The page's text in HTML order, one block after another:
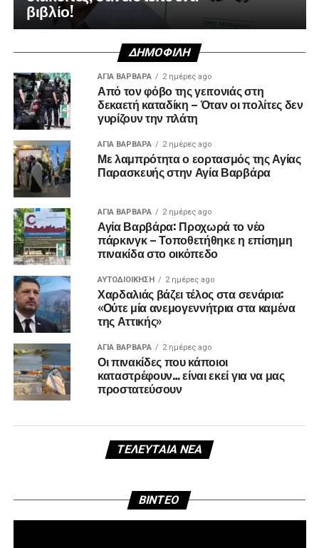
βιβλίο!
ΔΗΜΟΦΙΛΉ
ΑΓΙΑ ΒΑΡΒΑΡΑ 2 ημέρες ago
Από τον φόβο της γειτονιάς στη
δεκαετή καταδίκη – Όταν οι πολίτες δεν
γυρίζουν την πλάτη
ΑΓΙΑ ΒΑΡΒΑΡΑ 2 ημέρες ago
Με λαμπρότητα ο εορτασμός της Αγίας
Παρασκευής στην Αγία Βαρβάρα
ΑΓΙΑ ΒΑΡΒΑΡΑ 2 ημέρες ago
Αγία Βαρβάρα: Προχωρά το νέο
πάρκινγκ – Τοποθετήθηκε η επίσημη
πινακίδα στο οικόπεδο
ΑΥΤΟΔΙΟΊΚΗΣΗ 2 ημέρες ago
Χαρδαλιάς βάζει τέλος στα σενάρια:
«Ούτε μία ανεμογεννήτρια στα καμένα
της Αττικής»
ΑΓΙΑ ΒΑΡΒΑΡΑ 2 ημέρες ago
Οι πινακίδες που κάποιοι
καταστρέφουν… είναι εκεί για να μας
προστατεύσουν
ΤΕΛΕΥΤΑΊΑ ΝΈΑ
BINTEO